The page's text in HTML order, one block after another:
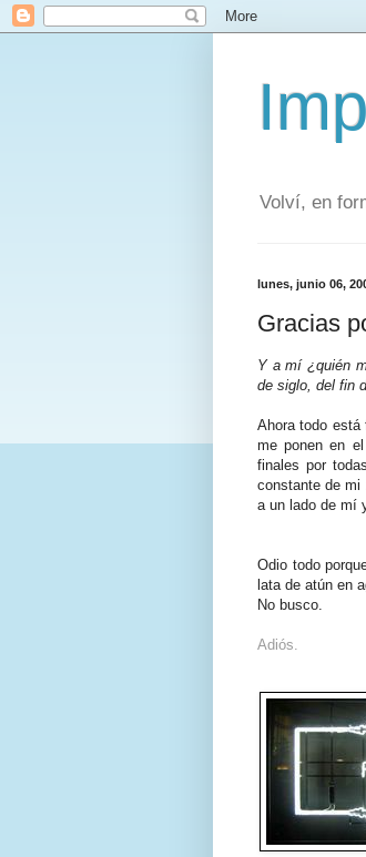
Volví, en
lunes, junio 06,
Gracias
Y a mí ¿quién
de siglo, del fin
Ahora todo está
me ponen en
finales por
constante de mi
a un lado de mí
Odio todo
lata de atún en
No busco.
Adiós.